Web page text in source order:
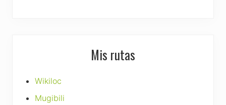
Mis rutas
Wikiloc
Mugibili